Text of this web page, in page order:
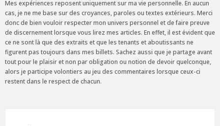
Mes expériences reposent uniquement sur ma vie personnelle. En aucun
cas, je ne me base sur des croyances, paroles ou textes extérieurs. Merci
donc de bien vouloir respecter mon univers personnel et de faire preuve
de discernement lorsque vous lirez mes articles. En effet, il est évident que
ce ne sont là que des extraits et que les tenants et aboutissants ne
figurent pas toujours dans mes billets. Sachez aussi que je partage avant
tout pour le plaisir et non par obligation ou notion de devoir quelconque,
alors je participe volontiers au jeu des commentaires lorsque ceux-ci
restent dans le respect de chacun.